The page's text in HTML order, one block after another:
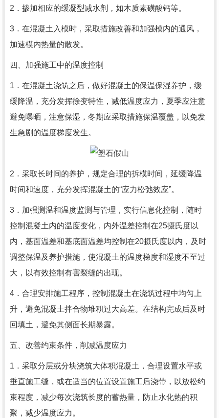
2．掺加相应的缓凝型减水剂，如木质素磺酸钙等。
3．在混凝土入模时，采取措施改善和加强模内的通风，
加速模内热量的散发。
四、加强施工中的温度控制
1．在混凝土浇筑之后，做好混凝土的保温保湿养护，缓
缓降温，充分发挥徐变特性，减低温度应力，夏季应注意
避免曝晒，注意保湿，冬期应采取措施保温覆盖，以免发
生急剧的温度梯度发生。
2．采取长时间的养护，规定合理的拆模时间，延缓降温
时间和速度，充分发挥混凝土的“应力松弛效应”。
3．加强测温和温度监测与管理，实行信息化控制，随时
控制混凝土内的温度变化，内外温差控制在25摄氏度以
内，基面温差和基底面温差均控制在20摄氏度以内，及时
调整保温及养护措施，使混凝土的温度梯度和湿度不至过
大，以有效控制有害裂缝的出现。
4．合理安排施工程序，控制混凝土在浇筑过程中均匀上
升，避免混凝土拌合物堆积过大高差。在结构完成后及时
回填土，避免其侧面长期暴露。
五、改善约束条件，削减温度应力
1．采取分层或分块浇筑大体积混凝土，合理设置水平或
垂直施工缝，或在适当的位置设置施工后浇带，以放松约
束程度，减少每次浇筑长度的蓄热量，防止水化热的积
聚，减少温度应力。